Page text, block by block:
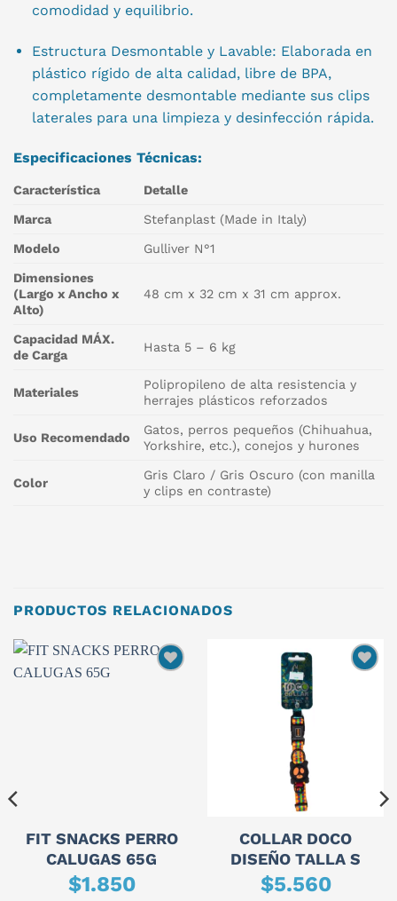
comodidad y equilibrio.
Estructura Desmontable y Lavable: Elaborada en
plástico rígido de alta calidad, libre de BPA,
completamente desmontable mediante sus clips
laterales para una limpieza y desinfección rápida.
Especificaciones Técnicas:
Característica Detalle
Marca Stefanplast (Made in Italy)
Modelo Gulliver N°1
Dimensiones
(Largo x Ancho x
Alto)
48 cm x 32 cm x 31 cm approx.
Capacidad MÁX.
de Carga
Hasta 5 – 6 kg
Materiales
Polipropileno de alta resistencia y
herrajes plásticos reforzados
Uso Recomendado
Gatos, perros pequeños (Chihuahua,
Yorkshire, etc.), conejos y hurones
Color
Gris Claro / Gris Oscuro (con manilla
y clips en contraste)
PRODUCTOS RELACIONADOS
FIT SNACKS PERRO
CALUGAS 65G
$1.850
COLLAR DOCO
DISEÑO TALLA S
$5.560